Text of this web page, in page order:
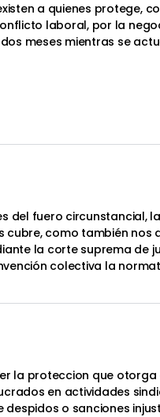
a quienes protege,
laboral, por la
meses mientras se
del fuero circunstancial,
como también nos
la corte suprema de
colectiva la
la proteccion que otorga
en actividades
o sanciones